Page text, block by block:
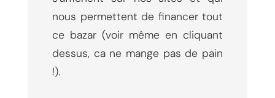
nous permettent de financer tout
ce bazar (voir même en cliquant
dessus, ca ne mange pas de pain
!).